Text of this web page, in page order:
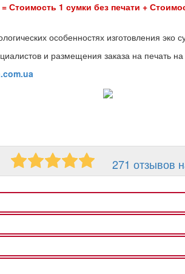
сумки без печати + Стоимость
особенностях изготовления эко
и размещения заказа на печать
271 отзывов